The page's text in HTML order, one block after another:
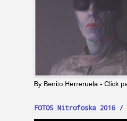
By Benito Herreruela - Click
FOTOS Nitrofoska 2016 /